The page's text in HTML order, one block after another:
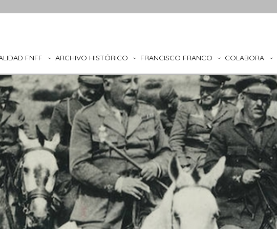
FNFF ARCHIVO HISTÓRICO FRANCISCO FRANCO COLABORA